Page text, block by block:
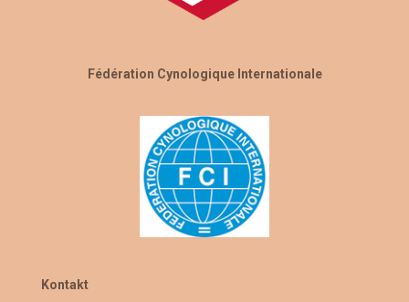
Fédération Cynologique Internationale
Kontakt